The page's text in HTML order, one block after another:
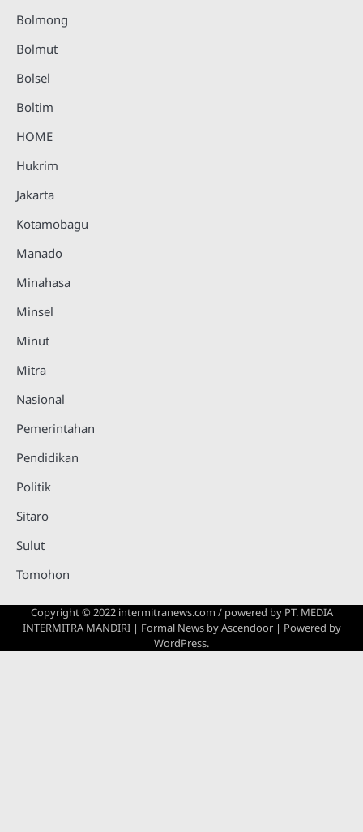
Bolmong
Bolmut
Bolsel
Boltim
HOME
Hukrim
Jakarta
Kotamobagu
Manado
Minahasa
Minsel
Minut
Mitra
Nasional
Pemerintahan
Pendidikan
Politik
Sitaro
Sulut
Tomohon
Copyright © 2022 intermitranews.com / powered by PT. MEDIA
INTERMITRA MANDIRI| Formal News byAscendoor| Powered by
WordPress.